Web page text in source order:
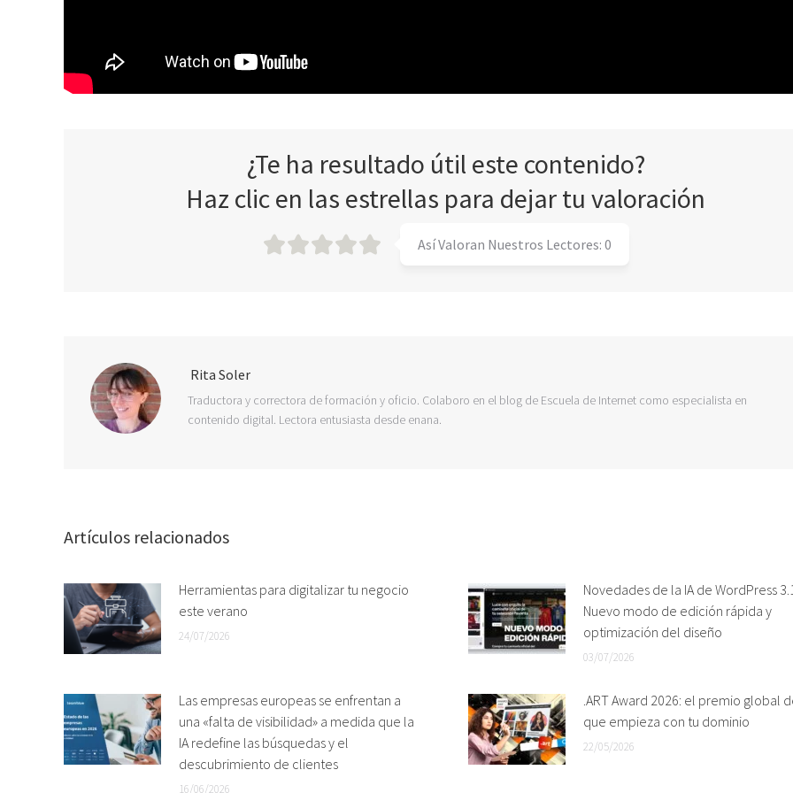
¿Te ha resultado útil este contenido?
Haz clic en las estrellas para dejar tu valoración
Así Valoran Nuestros Lectores: 0
Rita Soler
Traductora y correctora de formación y oficio. Colaboro en el blog de Escuela de Internet como especialista en
contenido digital. Lectora entusiasta desde enana.
Artículos relacionados
Herramientas para digitalizar tu negocio
este verano
24/07/2026
Novedades de la IA de WordPress
Nuevo modo de edición rápida y
optimización del diseño
03/07/2026
Las empresas europeas se enfrentan a
una «falta de visibilidad» a medida que la
IA redefine las búsquedas y el
descubrimiento de clientes
16/06/2026
.ART Award 2026: el premio global
que empieza con tu dominio
22/05/2026